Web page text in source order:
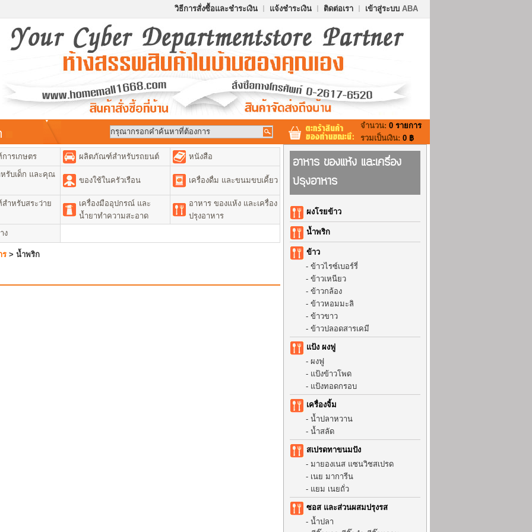
วิธีการสั่งซื้อและชำระเงิน แจ้งชำระเงิน ติดต่อเรา เข้าสู่ระบบ ABA
จำนวน: 0 รายการ
รวมเป็นเงิน: 0 ฿
ารเกษตร ผลิตภัณฑ์สำหรับรถยนต์
หนังสือ
รับเด็ก และคุณ
ของใช้ในครัวเรือน เครื่องดื่ม และขนมขบเคี้ยว
ำหรับสระว่าย
เครื่องมืออุปกรณ์ และ
น้ำยาทำความสะอาด
อาหาร ของแห้ง และเครื่อง
ปรุงอาหาร
ง
ร > น้ำพริก
อาหาร ของแห้ง และเครื่อง
ปรุงอาหาร
ผงโรยข้าว
น้ำพริก
ข้าว
- ข้าวไรซ์เบอร์รี่
- ข้าวเหนียว
- ข้าวกล้อง
- ข้าวหอมมะลิ
- ข้าวขาว
- ข้าวปลอดสารเคมี
แป้ง ผงฟู
- ผงฟู
- แป้งข้าวโพด
- แป้งทอดกรอบ
เครื่องจิ้ม
- น้ำปลาหวาน
- น้ำสลัด
สเปรดทาขนมปัง
- มายองเนส แซนวิชสเปรด
- เนย มาการีน
- แยม เนยถั่ว
ซอส และส่วนผสมปรุงรส
- น้ำปลา